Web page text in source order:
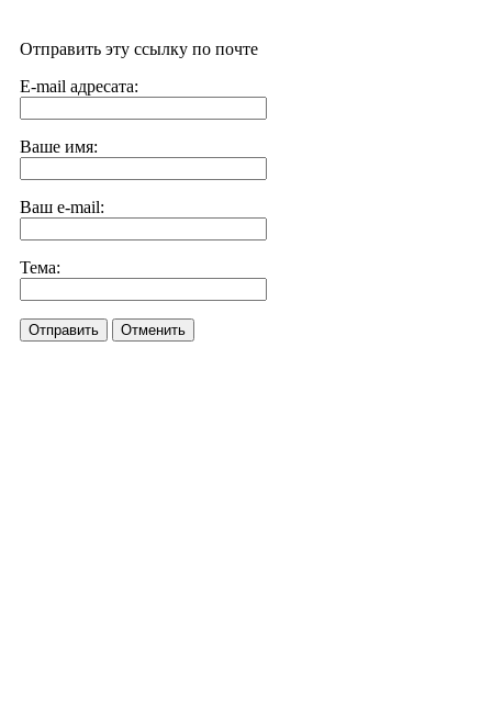
Отправить эту ссылку по почте
E-mail адресата:
Ваше имя:
Ваш e-mail:
Тема:
Отправить Отменить